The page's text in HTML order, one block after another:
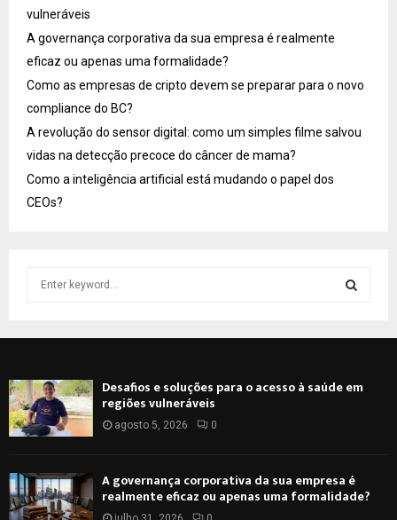
vulneráveis
A governança corporativa da sua empresa é realmente
eficaz ou apenas uma formalidade?
Como as empresas de cripto devem se preparar para o novo
compliance do BC?
A revolução do sensor digital: como um simples filme salvou
vidas na detecção precoce do câncer de mama?
Como a inteligência artificial está mudando o papel dos
CEOs?
f
o
r
A
H
Desafios e soluções para o acesso à saúde em
regiões vulneráveis
agosto 5, 2026 0
A governança corporativa da sua empresa é
realmente eficaz ou apenas uma formalidade?